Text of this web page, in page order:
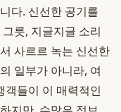
다. 신선한 공기를
릇, 지글지글 소리
사르르 녹는 신선한
일부가 아니라, 여
객들이 이 매력적인